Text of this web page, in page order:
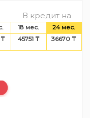
В кредит на
18 мес.
24 мес.
₸ 45751 ₸ 36670 ₸